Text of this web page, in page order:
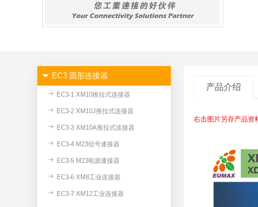
EC3 圆形连接器
EC3-1 XM10推拉式连接器
EC3-2 XM10J推拉式连接器
EC3-3 XM10A推拉式连接器
EC3-4 M23信号連接器
EC3-5 M23电源連接器
EC3-6 XM8工业连接器
EC3-7 XM12工业连接器
产品介绍
右击图片另存产品资